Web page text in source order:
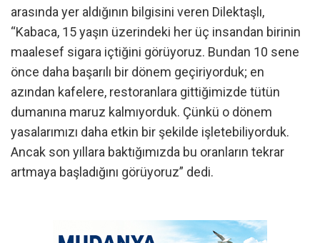
arasında yer aldığının bilgisini veren Dilektaşlı,
“Kabaca, 15 yaşın üzerindeki her üç insandan birinin
maalesef sigara içtiğini görüyoruz. Bundan 10 sene
önce daha başarılı bir dönem geçiriyorduk; en
azından kafelere, restoranlara gittiğimizde tütün
dumanına maruz kalmıyorduk. Çünkü o dönem
yasalarımızı daha etkin bir şekilde işletebiliyorduk.
Ancak son yıllara baktığımızda bu oranların tekrar
artmaya başladığını görüyoruz” dedi.